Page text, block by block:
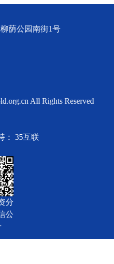
荫公园南街1号
All Rights Reserved
： 35互联
分
公